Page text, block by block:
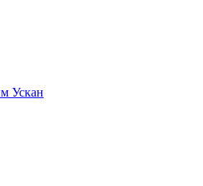
Ускан